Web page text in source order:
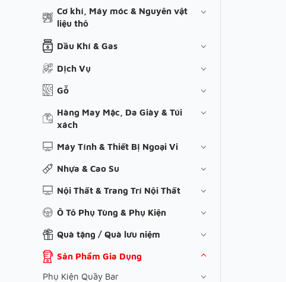
Cơ khí, Máy móc & Nguyên vật
liệu thô
Dầu Khí & Gas
Dịch Vụ
Gỗ
Hàng May Mặc, Da Giày & Túi
xách
Máy Tính & Thiết Bị Ngoại Vi
Nhựa & Cao Su
Nội Thất & Trang Trí Nội Thất
Ô Tô Phụ Tùng & Phụ Kiện
Quà tặng / Quà lưu niệm
Sản Phẩm Gia Dụng
Phụ Kiện Quầy Bar